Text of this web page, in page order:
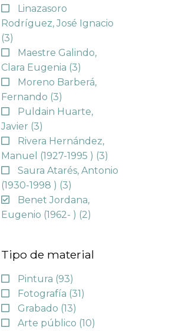
Linazasoro
Rodríguez, José Ignacio
(3)
Maestre Galindo,
Clara Eugenia (3)
Moreno Barberá,
Fernando (3)
Puldain Huarte,
Javier (3)
Rivera Hernández,
Manuel (1927-1995 ) (3)
Saura Atarés, Antonio
(1930-1998 ) (3)
Benet Jordana,
Eugenio (1962- ) (2)
Tipo de material
Pintura (93)
Fotografía (31)
Grabado (13)
Arte público (10)